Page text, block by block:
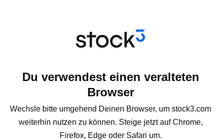
Du verwendest einen veralteten
Browser
Wechsle bitte umgehend Deinen Browser, um stock3.com
weiterhin nutzen zu können. Steige jetzt auf Chrome,
Firefox, Edge oder Safari um.